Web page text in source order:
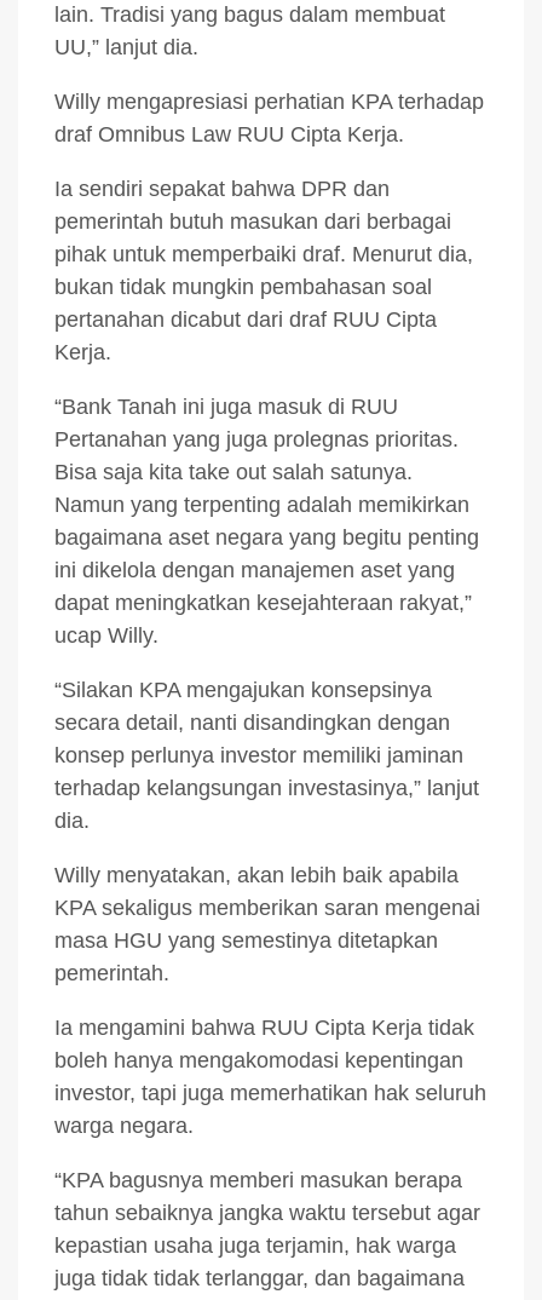
lain. Tradisi yang bagus dalam membuat
UU,” lanjut dia.
Willy mengapresiasi perhatian KPA terhadap
draf Omnibus Law RUU Cipta Kerja.
Ia sendiri sepakat bahwa DPR dan
pemerintah butuh masukan dari berbagai
pihak untuk memperbaiki draf. Menurut dia,
bukan tidak mungkin pembahasan soal
pertanahan dicabut dari draf RUU Cipta
Kerja.
“Bank Tanah ini juga masuk di RUU
Pertanahan yang juga prolegnas prioritas.
Bisa saja kita take out salah satunya.
Namun yang terpenting adalah memikirkan
bagaimana aset negara yang begitu penting
ini dikelola dengan manajemen aset yang
dapat meningkatkan kesejahteraan rakyat,”
ucap Willy.
“Silakan KPA mengajukan konsepsinya
secara detail, nanti disandingkan dengan
konsep perlunya investor memiliki jaminan
terhadap kelangsungan investasinya,” lanjut
dia.
Willy menyatakan, akan lebih baik apabila
KPA sekaligus memberikan saran mengenai
masa HGU yang semestinya ditetapkan
pemerintah.
Ia mengamini bahwa RUU Cipta Kerja tidak
boleh hanya mengakomodasi kepentingan
investor, tapi juga memerhatikan hak seluruh
warga negara.
“KPA bagusnya memberi masukan berapa
tahun sebaiknya jangka waktu tersebut agar
kepastian usaha juga terjamin, hak warga
juga tidak tidak terlanggar, dan bagaimana